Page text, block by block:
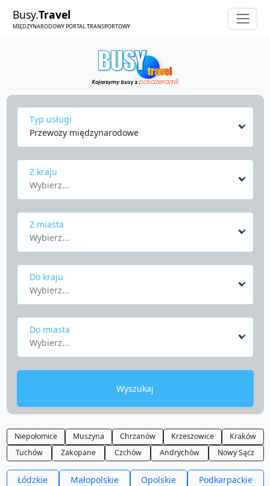
Busy.Travel
MIĘDZYNARODOWY PORTAL TRANSPORTOWY
Typ usługi
Przewozy międzynarodowe
Z kraju
Wybierz...
Z miasta
Wybierz...
Do kraju
Wybierz...
Do miasta
Wybierz...
Wyszukaj
Niepołomice Muszyna Chrzanów Krzeszowice
Kraków
Tuchów
Zakopane Czchów Andrychów Nowy Sącz
Łódzkie Małopolskie Opolskie
Podkarpackie